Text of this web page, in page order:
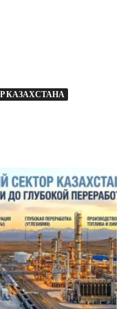
КАЗАХСТАНА